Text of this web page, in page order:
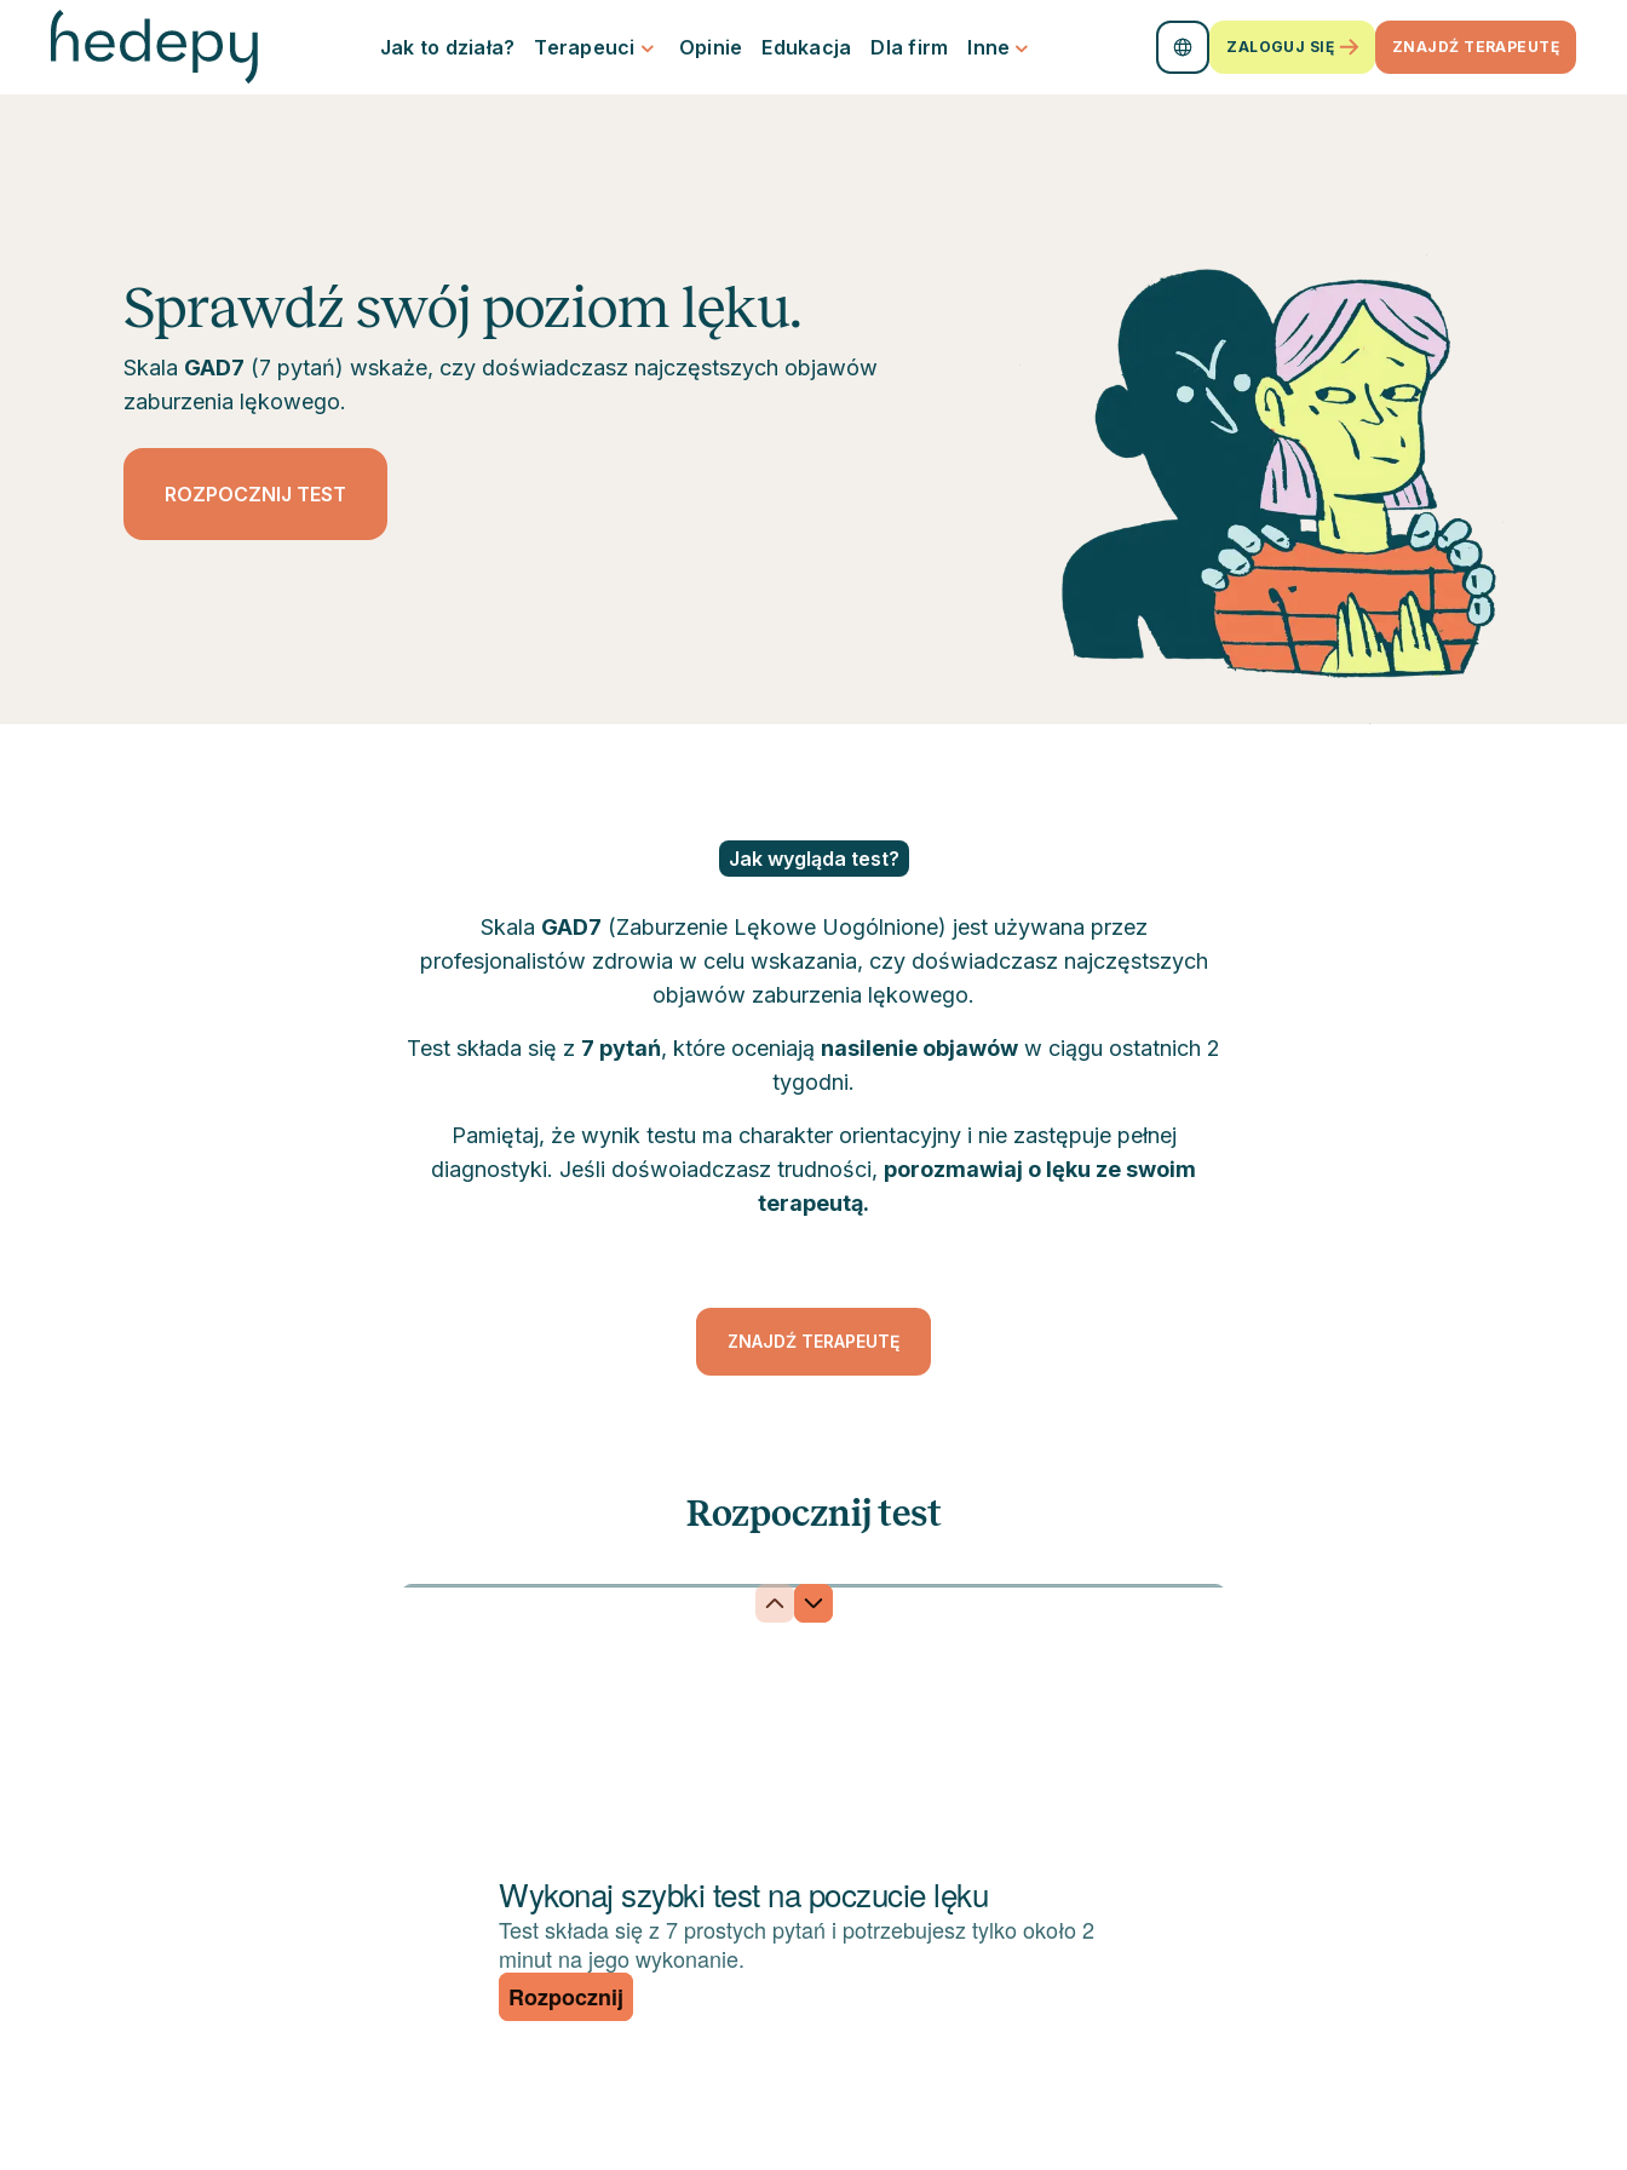
Jak to działa? Terapeuci Opinie Edukacja Dla firm Inne ZALOGUJ SIĘ ZNAJDŹ TERAPEUTĘ
Sprawdź swój poziom lęku.
Skala GAD7 (7 pytań) wskaże, czy doświadczasz najczęstszych objawów
zaburzenia lękowego.
ROZPOCZNIJ TEST
Jak wygląda test?
Skala GAD7 (Zaburzenie Lękowe Uogólnione) jest używana przez
profesjonalistów zdrowia w celu wskazania, czy doświadczasz najczęstszych
objawów zaburzenia lękowego.
Test składa się z 7 pytań, które oceniają nasilenie objawów w ciągu ostatnich 2
tygodni.
Pamiętaj, że wynik testu ma charakter orientacyjny i nie zastępuje pełnej
diagnostyki. Jeśli dośwoiadczasz trudności, porozmawiaj o lęku ze swoim
terapeutą.
ZNAJDŹ TERAPEUTĘ
Rozpocznij test